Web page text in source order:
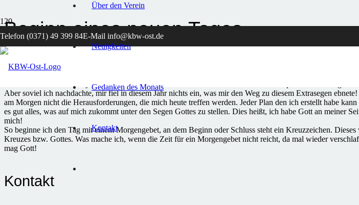
Telefon (0371) 49 399 84E-Mail info@kbw-ost.de
Über den Verein
Neuigkeiten
Gedanken des Monats
Kontakt
Beginn eines neuen Tages
vor 12 Monaten
Gottesdiensten bekommt jeder, der einen neuen Abschnitt in seinem Leben betritt einen persönlichen Segen
Aber soviel ich nachdachte, mir fiel in diesem Jahr nichts ein, was mir den Weg zu diesem Extrasegen
am Morgen nicht die Herausforderungen, die mich heute treffen werden. Jeder Plan den ich erstellt habe
es gut alles, was auf mich zukommt unter den Segen Gottes zu stellen. Dies heißt, ich habe Gott an meiner
mich!
So beginne ich den Tag mit einem Morgengebet, an dem Beginn oder Schluss steht ein Kreuzzeichen.
Kreuzes bzw. Gottes. Was mache ich, wenn die Zeit für ein Morgengebet nicht reicht, da mal wieder
mag Gott!
Kontakt